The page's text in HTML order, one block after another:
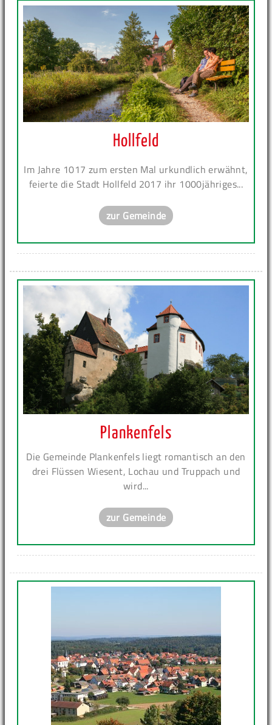
Hollfeld
Im Jahre 1017 zum ersten Mal urkundlich erwähnt,
feierte die Stadt Hollfeld 2017 ihr 1000jähriges...
zur Gemeinde
Plankenfels
Die Gemeinde Plankenfels liegt romantisch an den
drei Flüssen Wiesent, Lochau und Truppach und
wird...
zur Gemeinde